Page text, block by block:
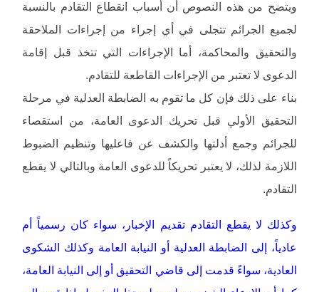
ويتضح من هذه النصوص أن أسباب انقطاع التقادم بالنسبة
لجميع الجرائم تتجلى في أي إجراء من إجراءات الملاحقة
والتحقيق والمحاكمة، أما الإجراءات التي تتخذ قبل إقامة
الدعوى لا تعتبر من الإجراءات القاطعة للتقادم.
بناء على ذلك فإن كل ما تقوم به الضابطة العدلية في مرحلة
التحقيق الأولي قبل تحريك الدعوى العامة، من استقصاء
للجرائم وجمع أدلتها والكشف عن فاعليها وتنظيم الضبوط
اللازمة لذلك، لا يعتبر تحريكاً للدعوى العامة وبالتالي لا يقطع
التقادم.
وكذلك لا يقطع التقادم تقديم الإخبار، سواء كان رسمياً أم
عادياً، إلى الضابطة العدلية أو النيابة العامة وكذلك الشكوى
العادية، سواءً قدمت إلى قاضي التحقيق أو إلى النيابة العامة،